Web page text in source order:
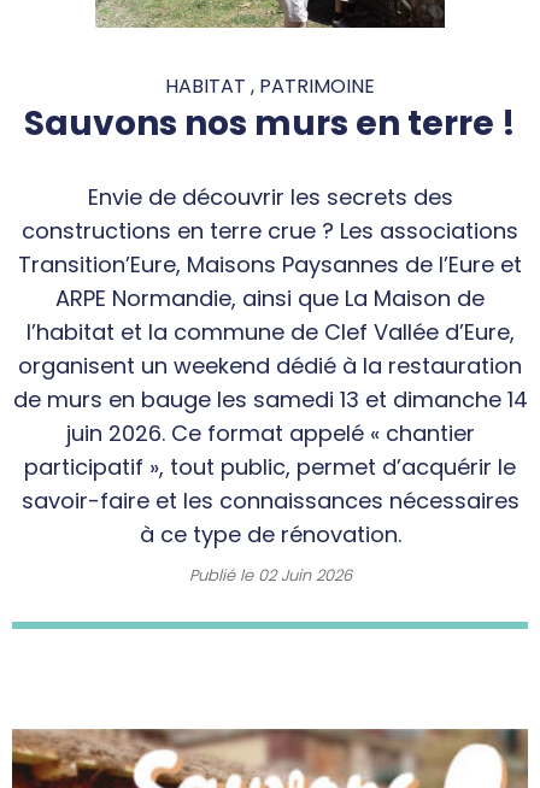
HABITAT , PATRIMOINE
Sauvons nos murs en terre !
Envie de découvrir les secrets des
constructions en terre crue ? Les associations
Transition’Eure, Maisons Paysannes de l’Eure et
ARPE Normandie, ainsi que La Maison de
l’habitat et la commune de Clef Vallée d’Eure,
organisent un weekend dédié à la restauration
de murs en bauge les samedi 13 et dimanche 14
juin 2026. Ce format appelé « chantier
participatif », tout public, permet d’acquérir le
savoir-faire et les connaissances nécessaires
à ce type de rénovation.
Publié le 02 Juin 2026